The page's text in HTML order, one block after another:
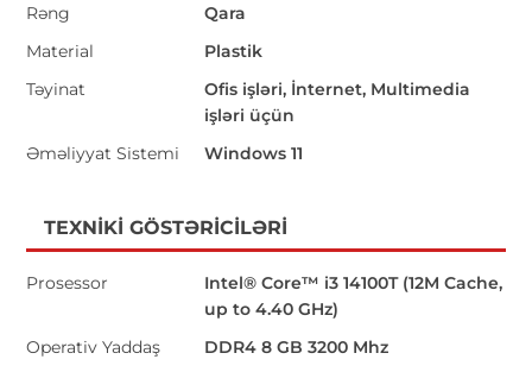
Rəng
Qara
Material
Plastik
Təyinat
Ofis işləri, İnternet, Multimedia
işləri üçün
Əməliyyat Sistemi
Windows 11
TEXNIKI GÖSTƏRICILƏRI
Prosessor
Intel® Core™ i3 14100T (12M Cache,
up to 4.40 GHz)
Operativ Yaddaş
DDR4 8 GB 3200 Mhz